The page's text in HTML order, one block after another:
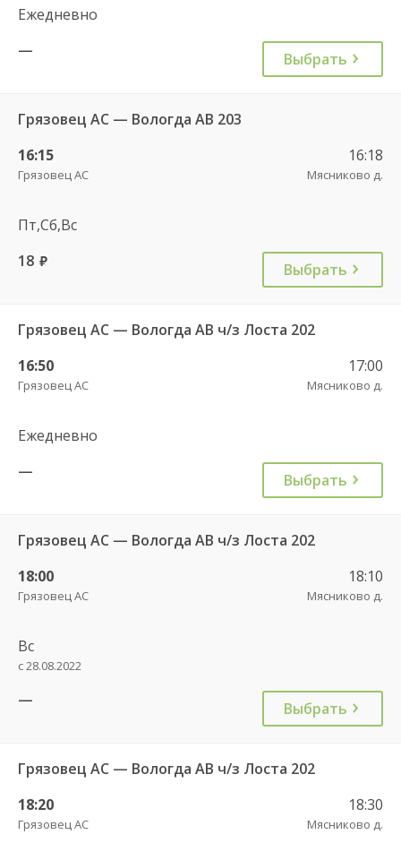
Ежедневно
—
Выбрать
Грязовец АС — Вологда АВ 203
16:15
Грязовец АС
16:18
Мясниково д.
Пт,Сб,Вс
18 руб. Выбрать
Грязовец АС — Вологда АВ ч/з Лоста 202
16:50
Грязовец АС
17:00
Мясниково д.
Ежедневно
—
Выбрать
Грязовец АС — Вологда АВ ч/з Лоста 202
18:00
Грязовец АС
18:10
Мясниково д.
Вс
с 28.08.2022
— Выбрать
Грязовец АС — Вологда АВ ч/з Лоста 202
18:20
Грязовец АС
18:30
Мясниково д.